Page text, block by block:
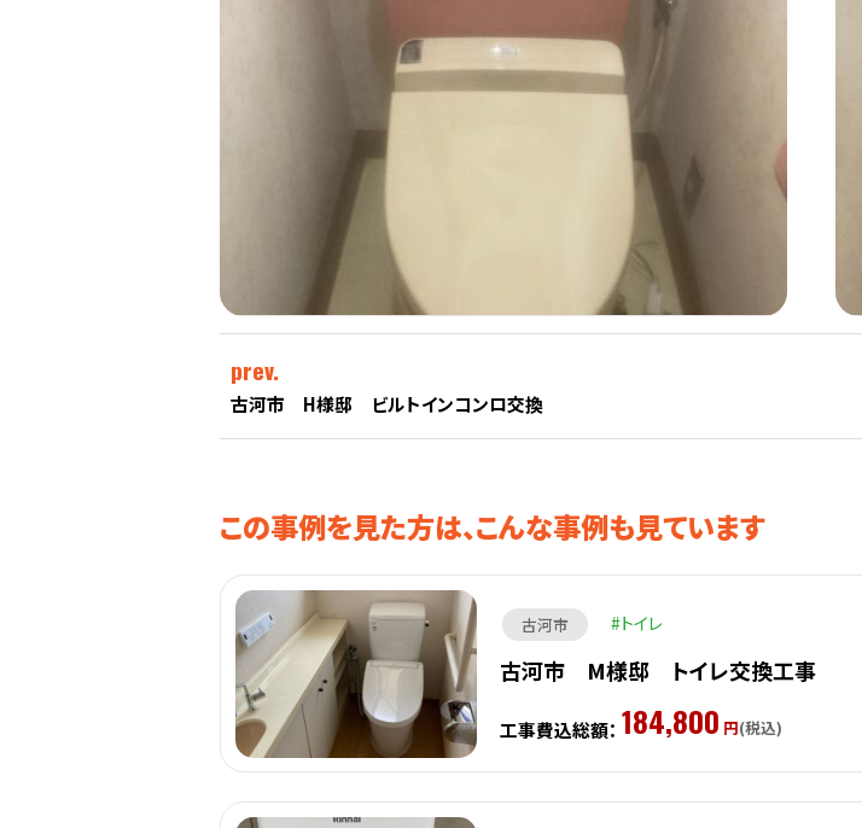
prev.
古河市 H様邸 ビルトインコンロ交換
この事例を見た方は、こんな事例も見ています
古河市 トイレ
古河市 M様邸 トイレ交換工事
工事費込総額： 184,800 円(税込)